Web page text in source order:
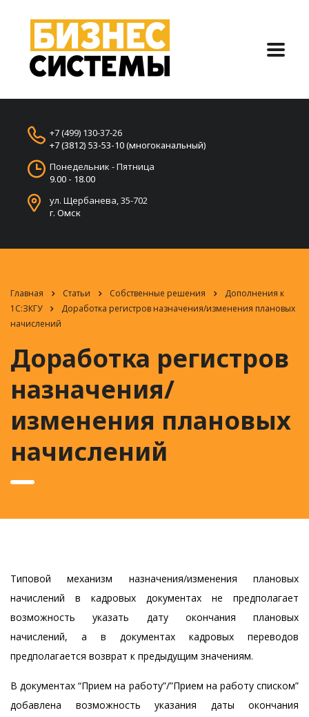
+7 (499) 130-37-26
+7 (3812) 53-53-10 (многоканальный)
Понедельник - Пятница
9.00 - 18.00
ул. Щербанева, 35-702
г. Омск
Главная Статьи Собственные решения
Дополнения к
1С:ЗКГУ
Доработка регистров назначения/изменения плановых
начислений
Доработка регистров
назначения/
изменения плановых
начислений
Типовой механизм назначения/изменения плановых
начислений в кадровых документах не предполагает
возможность указать дату окончания плановых
начислений, а в документах кадровых переводов
предполагается возврат к предыдущим значениям.
В документах “Прием на работу”/”Прием на работу списком”
добавлена возможность указания даты окончания